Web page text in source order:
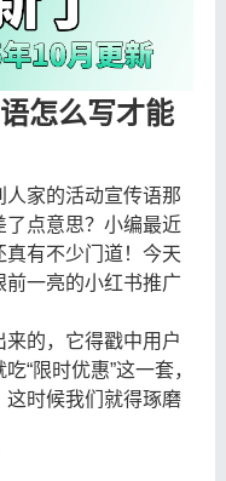
怎么写才能
家的活动宣传语那
了点意思？小编最近
有不少门道！今天
一亮的小红书推广
的，它得戳中用户
“限时优惠”这一套，
时候我们就得琢磨